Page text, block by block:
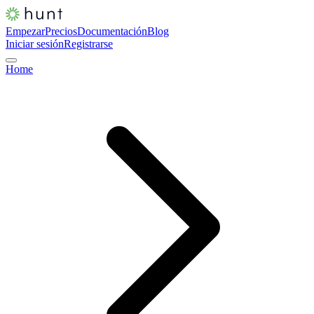
EmpezarPreciosDocumentaciónBlog
Iniciar sesiónRegistrarse
Home